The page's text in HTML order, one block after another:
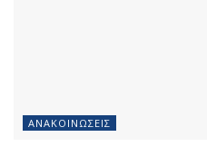
ΑΝΑΚΟΙΝΏΣΕΙΣ